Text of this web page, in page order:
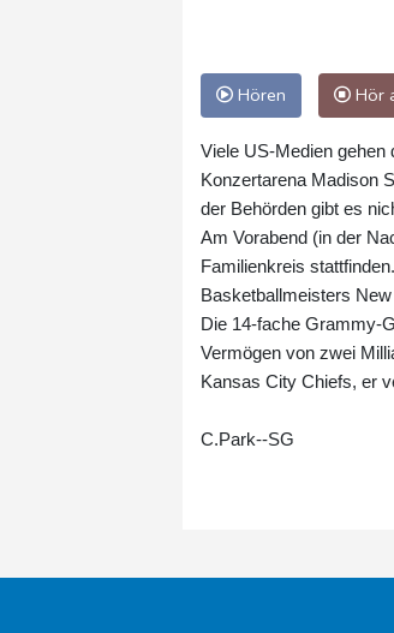
Hören Hör
Viele US-Medien gehen
Konzertarena Madison
der Behörden gibt es
Am Vorabend (in der
Familienkreis
Basketballmeisters
Die 14-fache Grammy-
Vermögen von zwei
Kansas City Chiefs, er
C.Park--SG